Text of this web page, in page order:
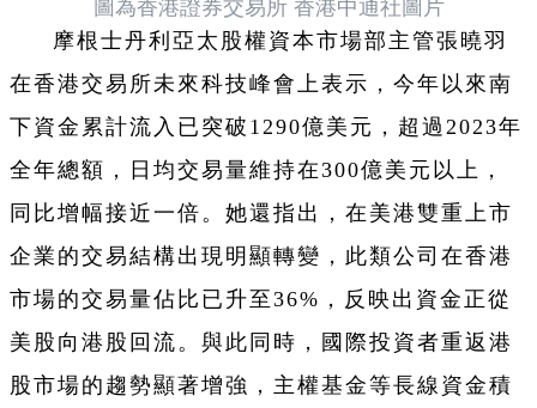
圖為香港證券交易所 香港中通社圖片
摩根士丹利亞太股權資本市場部主管張曉羽
在香港交易所未來科技峰會上表示，今年以來南
下資金累計流入已突破1290億美元，超過2023年
全年總額，日均交易量維持在300億美元以上，
同比增幅接近一倍。她還指出，在美港雙重上市
企業的交易結構出現明顯轉變，此類公司在香港
市場的交易量佔比已升至36%，反映出資金正從
美股向港股回流。與此同時，國際投資者重返港
股市場的趨勢顯著增強，主權基金等長線資金積